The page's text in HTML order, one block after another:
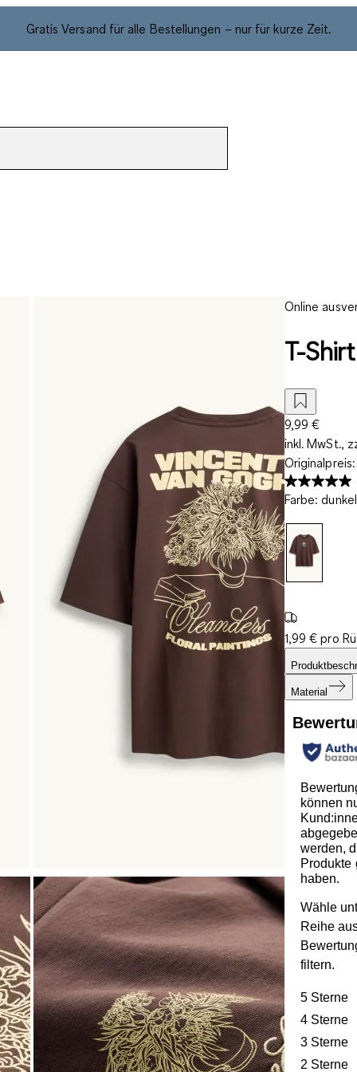
Gratis Versand für alle Bestellungen – nur für kurze Zeit.
Online
T-
9,99 €
inkl. MwSt.,
Farbe:
1,99 € pro
Material
können
werden,
Produkte
haben.
Wähle
Reihe
filtern.
5 Sterne
4 Sterne
3 Sterne
2 Sterne